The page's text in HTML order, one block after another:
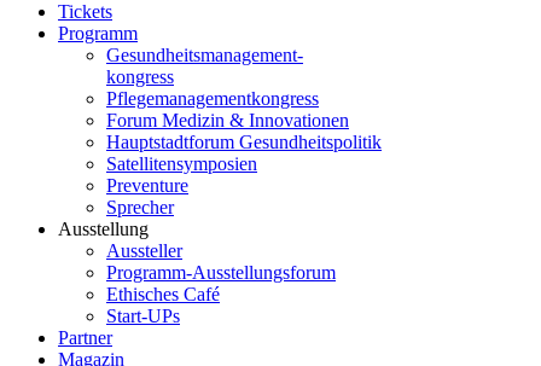
Tickets
Programm
Gesundheitsmanagement-
kongress
Pflegemanagementkongress
Forum Medizin & Innovationen
Hauptstadtforum Gesundheitspolitik
Satellitensymposien
Preventure
Sprecher
Ausstellung
Aussteller
Programm-Ausstellungsforum
Ethisches Café
Start-UPs
Partner
Magazin